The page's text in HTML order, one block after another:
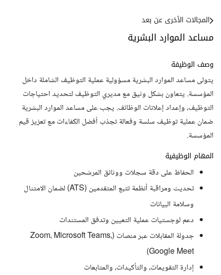
مساعد الموارد البشرية
المجالات الأخرى عن بعد
وصف الوظيفة
يتولى مساعد الموارد البشرية مسؤولية عملية التوظيف الشاملة داخل
المؤسسة. يتعاون بشكل وثيق مع مديري التوظيف لتحديد احتياجات
التوظيف، وإعداد إعلانات الوظائف. يجب على مساعد الموارد البشرية
ضمان عملية توظيف سلسة وفعالة تجذب أفضل الكفاءات مع تعزيز قيم
المؤسسة.
المهام الوظيفية
الحفاظ على دقة سجلات ووثائق المرشحين
تحديث ومراقبة أنظمة تتبع المتقدمين (ATS) لضمان الامتثال
وسلامة البيانات
دعم لوجستيات عملية التعيين وتدفق المستندات
جدولة المقابلات عبر منصات (Zoom، Microsoft Teams،
Google Meet)
إدارة التقويمات، والتأكيدات، والمتابعات